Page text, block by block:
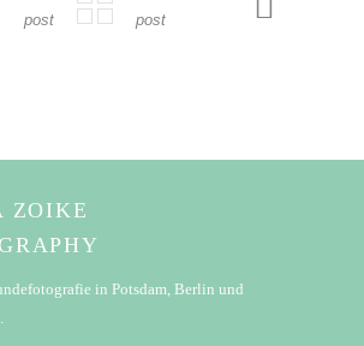
post
post
ZOIKE
in Potsdam, Berlin und